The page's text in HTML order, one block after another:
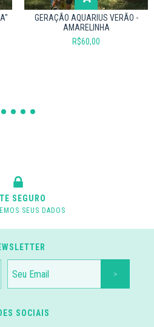
GERAÇÃO AQUARIUS VERÃO -
AMARELINHA
R$60,00
SEGURO
SEUS DADOS
SOCIAIS